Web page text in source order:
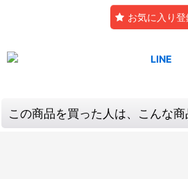
お気に入り登
この商品を買った人は、こんな